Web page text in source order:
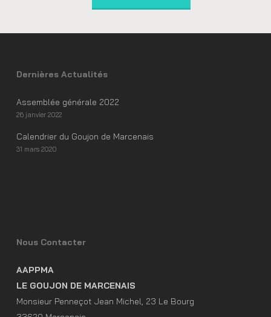
Dernières Actualités
Assemblée générale 2022
26 janvier 2022
Calendrier du Goujon de Marcenais
31 mars 2020
Nous Contacter
AAPPMA
LE GOUJON DE MARCENAIS
Monsieur Penneçot Jean Michel, 23 Le Bourg